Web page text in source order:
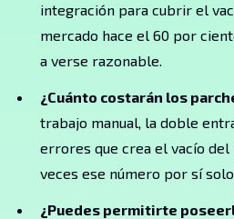
integración para cubrir el
mercado hace el 60 por
a verse razonable.
¿Cuánto costarán los
trabajo manual, la doble
errores que crea el vacío
veces ese número por sí
¿Puedes permitirte